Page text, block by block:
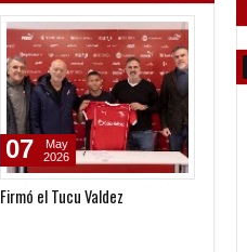
Firmó el Tucu Valdez
07
May
2026
Los